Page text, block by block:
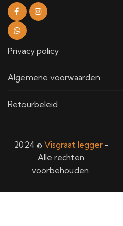
Privacy policy
Algemene voorwaarden
Retourbeleid
2024 © Visgraat legger-
Alle rechten
voorbehouden.